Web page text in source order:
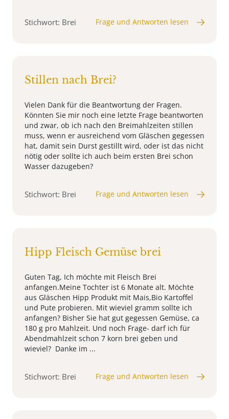
Stichwort: Brei Frage und Antworten lesen
Stillen nach Brei?
Vielen Dank für die Beantwortung der Fragen.
Könnten Sie mir noch eine letzte Frage beantworten
und zwar, ob ich nach den Breimahlzeiten stillen
muss, wenn er ausreichend vom Gläschen gegessen
hat, damit sein Durst gestillt wird, oder ist das nicht
nötig oder sollte ich auch beim ersten Brei schon
Wasser dazugeben?
Stichwort: Brei Frage und Antworten lesen
Hipp Fleisch Gemüse brei
Guten Tag, Ich möchte mit Fleisch Brei
anfangen.Meine Tochter ist 6 Monate alt. Möchte
aus Gläschen Hipp Produkt mit Mais,Bio Kartoffel
und Pute probieren. Mit wieviel gramm sollte ich
anfangen? Bisher Sie hat gut gegessen Gemüse, ca
180 g pro Mahlzeit. Und noch Frage- darf ich für
Abendmahlzeit schon 7 korn brei geben und
wieviel? Danke im ...
Stichwort: Brei Frage und Antworten lesen